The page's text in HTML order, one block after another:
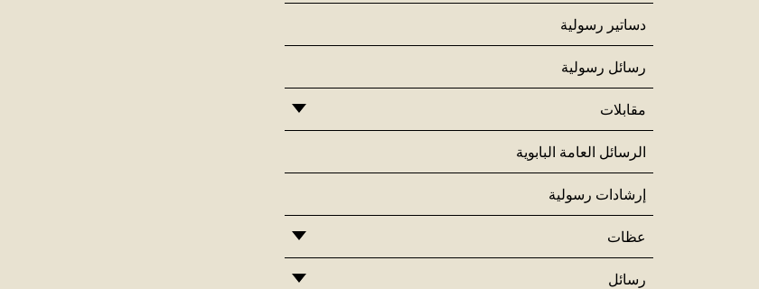
دساتير رسولية
رسائل رسولية
مقابلات
الرسائل العامة البابوية
إرشادات رسولية
عظات
رسائل